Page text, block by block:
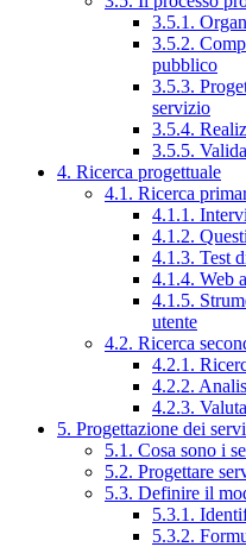
3.5.1.
3.5.2.
pubblico
3.5.3.
servizio
3.5.4.
3.5.5.
4. Ricerca progettuale
4.1. Ricerca
4.1.1.
4.1.2.
4.1.3. Test
4.1.4. Web
4.1.5.
utente
4.2. Ricerca
4.2.1.
4.2.2.
4.2.3.
5. Progettazione dei
5.1. Cosa sono i
5.2. Progettare
5.3. Definire il
5.3.1.
5.3.2.